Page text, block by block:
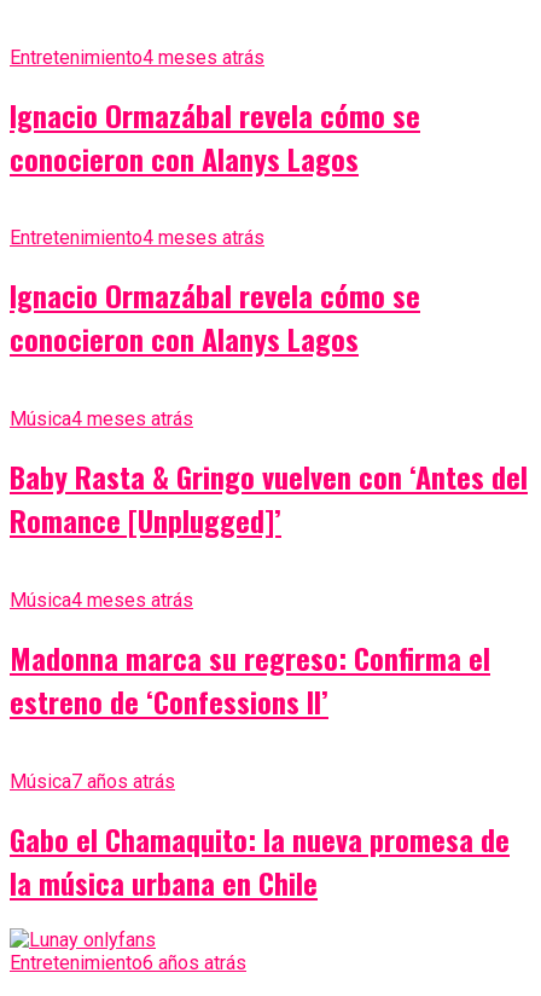
Entretenimiento4 meses atrás
Ignacio Ormazábal revela cómo se
conocieron con Alanys Lagos
Entretenimiento4 meses atrás
Ignacio Ormazábal revela cómo se
conocieron con Alanys Lagos
Música4 meses atrás
Baby Rasta & Gringo vuelven con ‘Antes del
Romance [Unplugged]’
Música4 meses atrás
Madonna marca su regreso: Confirma el
estreno de ‘Confessions II’
Música7 años atrás
Gabo el Chamaquito: la nueva promesa de
la música urbana en Chile
Entretenimiento6 años atrás